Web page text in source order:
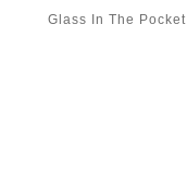
Glass In The Pocket